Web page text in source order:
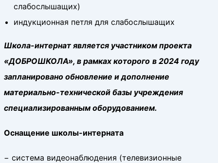
слабослышащих)
индукционная петля для слабослышащих
Школа-интернат является участником проекта
«ДОБРОШКОЛА», в рамках которого в 2024 году
запланировано обновление и дополнение
материально-технической базы учреждения
специализированным оборудованием.
Оснащение школы-интерната
− система видеонаблюдения (телевизионные